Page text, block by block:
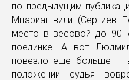
по предыдущим
Мцариашвили (Сергиев
место в весовой до 90
поединке. А вот
повезло еще больше —
положении судья